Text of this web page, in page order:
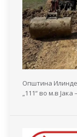
Општина
„111“ во м.в